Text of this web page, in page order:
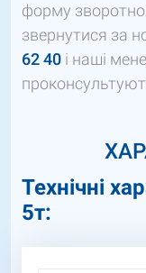
форму
звернутися за
62 40 і наші
Технічні
5т: